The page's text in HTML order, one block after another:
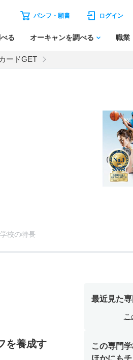
パンフ・願書 ログイン
る オーキャンを調べる 職業
ードGET
学校の特長
を養成す
最近見た
この専門
ほかにも